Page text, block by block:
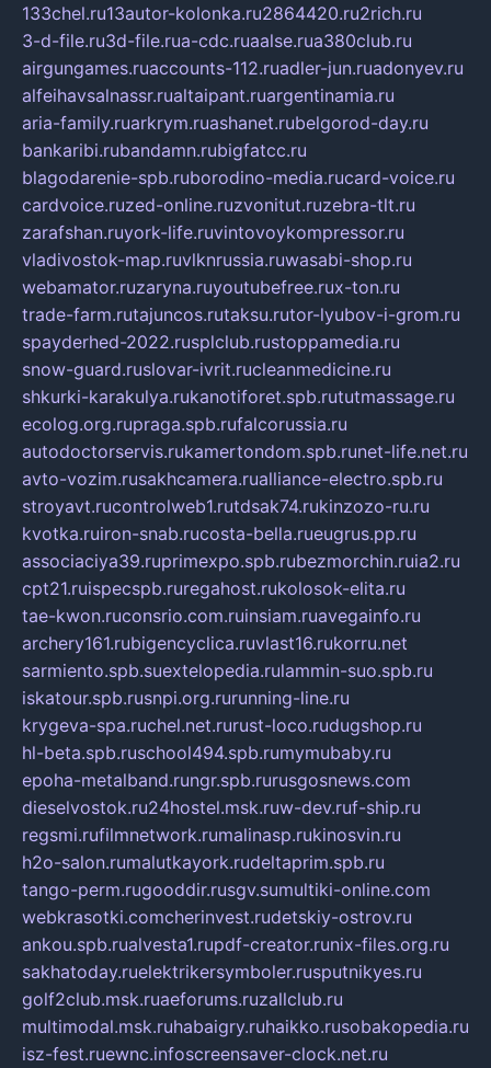
133chel.ru13autor-kolonka.ru2864420.ru2rich.ru
3-d-file.ru3d-file.rua-cdc.ruaalse.rua380club.ru
airgungames.ruaccounts-112.ruadler-jun.ruadonyev.ru
alfeihavsalnassr.rualtaipant.ruargentinamia.ru
aria-family.ruarkrym.ruashanet.rubelgorod-day.ru
bankaribi.rubandamn.rubigfatcc.ru
blagodarenie-spb.ruborodino-media.rucard-voice.ru
cardvoice.ruzed-online.ruzvonitut.ruzebra-tlt.ru
zarafshan.ruyork-life.ruvintovoykompressor.ru
vladivostok-map.ruvlknrussia.ruwasabi-shop.ru
webamator.ruzaryna.ruyoutubefree.rux-ton.ru
trade-farm.rutajuncos.rutaksu.rutor-lyubov-i-grom.ru
spayderhed-2022.rusplclub.rustoppamedia.ru
snow-guard.ruslovar-ivrit.rucleanmedicine.ru
shkurki-karakulya.rukanotiforet.spb.rututmassage.ru
ecolog.org.rupraga.spb.rufalcorussia.ru
autodoctorservis.rukamertondom.spb.runet-life.net.ru
avto-vozim.rusakhcamera.rualliance-electro.spb.ru
stroyavt.rucontrolweb1.rutdsak74.rukinzozo-ru.ru
kvotka.ruiron-snab.rucosta-bella.rueugrus.pp.ru
associaciya39.ruprimexpo.spb.rubezmorchin.ruia2.ru
cpt21.ruispecspb.ruregahost.rukolosok-elita.ru
tae-kwon.ruconsrio.com.ruinsiam.ruavegainfo.ru
archery161.rubigencyclica.ruvlast16.rukorru.net
sarmiento.spb.suextelopedia.rulammin-suo.spb.ru
iskatour.spb.rusnpi.org.rurunning-line.ru
krygeva-spa.ruchel.net.rurust-loco.rudugshop.ru
hl-beta.spb.ruschool494.spb.rumymubaby.ru
epoha-metalband.rungr.spb.rurusgosnews.com
dieselvostok.ru24hostel.msk.ruw-dev.ruf-ship.ru
regsmi.rufilmnetwork.rumalinasp.rukinosvin.ru
h2o-salon.rumalutkayork.rudeltaprim.spb.ru
tango-perm.rugooddir.rusgv.sumultiki-online.com
webkrasotki.comcherinvest.rudetskiy-ostrov.ru
ankou.spb.rualvesta1.rupdf-creator.runix-files.org.ru
sakhatoday.ruelektrikersymboler.rusputnikyes.ru
golf2club.msk.ruaeforums.ruzallclub.ru
multimodal.msk.ruhabaigry.ruhaikko.rusobakopedia.ru
isz-fest.ruewnc.infoscreensaver-clock.net.ru